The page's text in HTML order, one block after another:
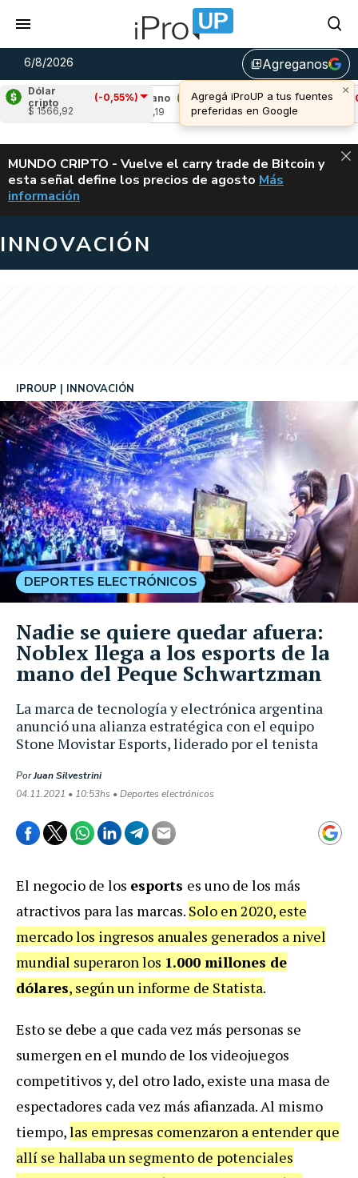
6/8/2026 library_addAgreganos
×
Agregá iProUP a tus fuentes
preferidas en Google
Dólar
cripto
(-0,55%)
$ 1566,92
Cardano (0,04%)
Avalanche (-
u$s 6,64
ALERTA
MUNDO CRIPTO - Vuelve el carry trade de Bitcoin y
esta señal define los precios de agosto VUELVE EL
Más
información
INNOVACIÓN
La marca de tecnología y electrónica argentina
anunció una alianza estratégica con el equipo
Stone Movistar Esports, liderado por el tenista
IPROUP INNOVACIÓN
PorJuan Silvestrini
04.11.2021 • 10:53hs • Deportes electrónicos
DEPORTES ELECTRÓNICOS
Nadie se quiere quedar afuera:
Noblex llega a los esports de la
mano del Peque Schwartzman
El negocio de los esports es uno de los más
atractivos para las marcas. Solo en 2020, este
mercado los ingresos anuales generados a nivel
mundial superaron los 1.000 millones de
dólares, según un informe de Statista.
Esto se debe a que cada vez más personas se
sumergen en el mundo de los videojuegos
competitivos y, del otro lado, existe una masa de
espectadores cada vez más afianzada. Al mismo
tiempo,las empresas comenzaron a entender que
allí se hallaba un segmento de potenciales